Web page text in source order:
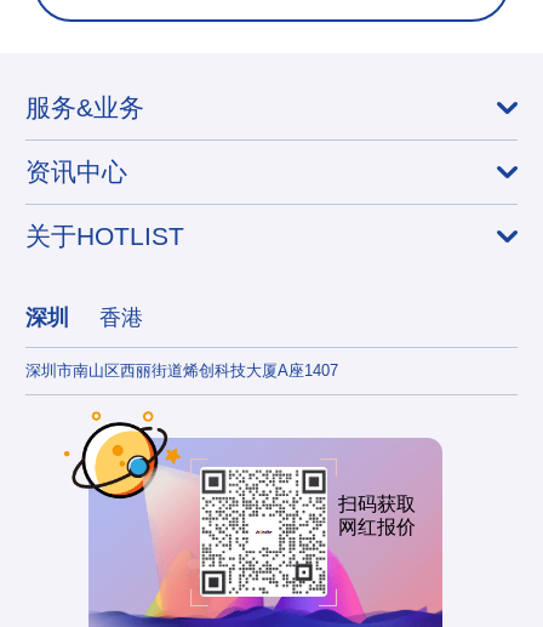
服务&业务
资讯中心
关于HOTLIST
深圳 香港
深圳市南山区西丽街道烯创科技大厦A座1407
扫码获取
网红报价